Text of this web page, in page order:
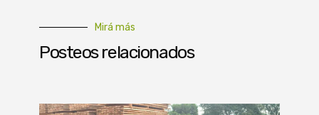
Mirá más
Posteos relacionados